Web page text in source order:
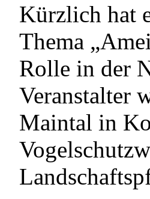
Kürzlich hat
Thema
Rolle in der
Veranstalter
Maintal in